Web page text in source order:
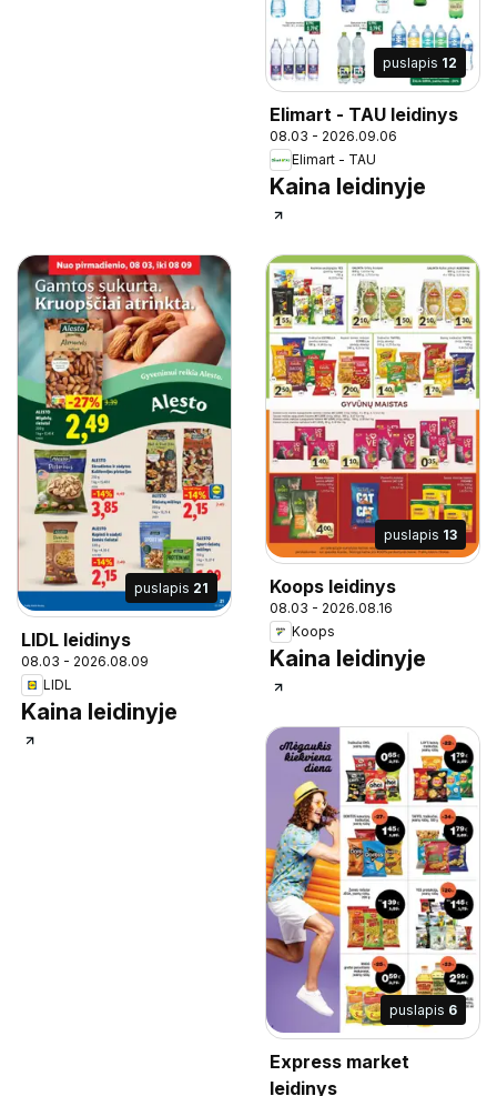
puslapis 12
Elimart - TAU leidinys
08.03 - 2026.09.06
Elimart - TAU
Kaina leidinyje
puslapis 21
LIDL leidinys
08.03 - 2026.08.09
LIDL
Kaina leidinyje
puslapis 13
Koops leidinys
08.03 - 2026.08.16
Koops
Kaina leidinyje
puslapis 6
Express market
leidinys